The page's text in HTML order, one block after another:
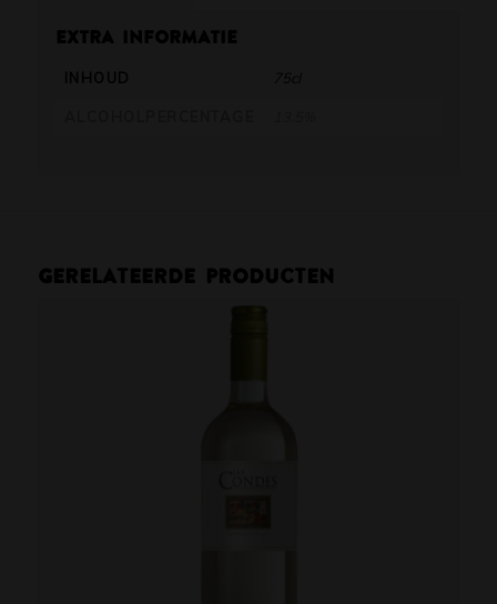
Extra informatie
INHOUD 75cl
Gerelateerde producten